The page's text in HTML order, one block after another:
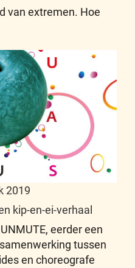
van extremen. Hoe
2019
kip-en-ei-verhaal
eerder een
tussen
en choreografe